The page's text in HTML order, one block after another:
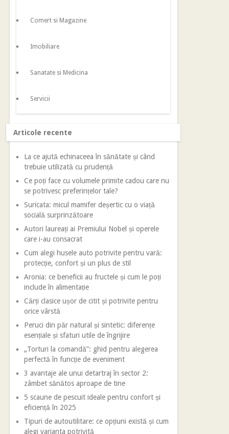
Comert si Magazine
Imobiliare
Sanatate si Medicina
Servicii
Articole recente
La ce ajută echinaceea în sănătate și când
trebuie utilizată cu prudență
Ce poți face cu volumele primite cadou care nu
se potrivesc preferințelor tale?
Suricata: micul mamifer deșertic cu o viață
socială surprinzătoare
Autori laureați ai Premiului Nobel și operele
care i-au consacrat
Cum alegi husele auto potrivite pentru vară:
protecție, confort și un plus de stil
Aronia: ce beneficii au fructele și cum le poți
include în alimentație
Cărți clasice ușor de citit și potrivite pentru
orice vârstă
Peruci din păr natural și sintetic: diferențe
esențiale și sfaturi utile de îngrijire
„Torturi la comandă”: ghid pentru alegerea
perfectă în funcție de eveniment
3 avantaje ale unui detartraj în sector 2:
zâmbet sănătos aproape de tine
5 scaune de pescuit ideale pentru confort și
eficiență în 2025
Tipuri de autoutilitare: ce opțiuni există și cum
alegi varianta potrivită